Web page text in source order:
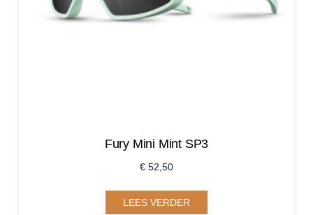
Fury Mini Mint SP3
€ 52,50
LEES VERDER